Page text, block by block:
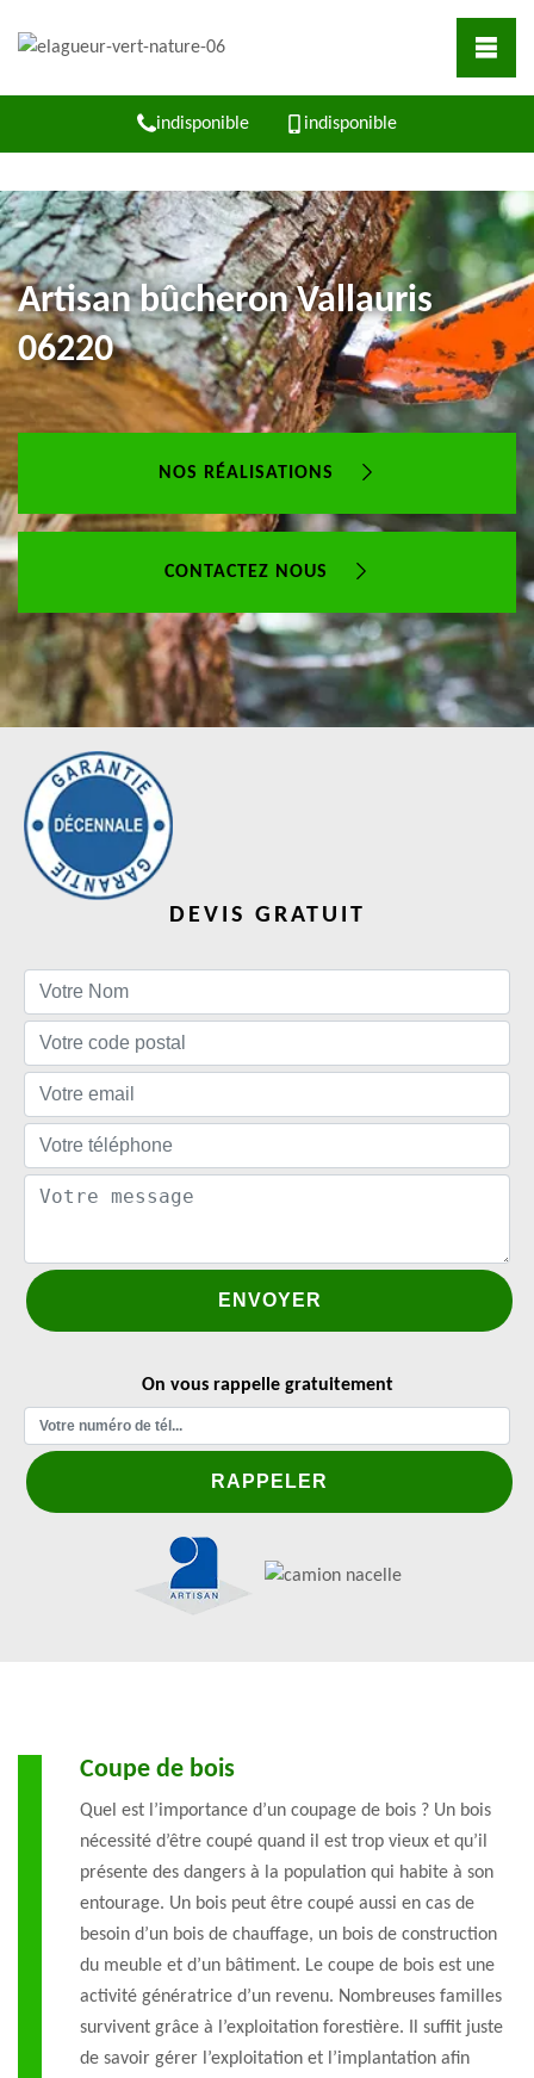
indisponible indisponible
Artisan bûcheron Vallauris
06220
NOS RÉALISATIONS
CONTACTEZ NOUS
DEVIS GRATUIT
On vous rappelle gratuitement
Coupe de bois
Quel est l’importance d’un coupage de bois ? Un bois
nécessité d’être coupé quand il est trop vieux et qu’il
présente des dangers à la population qui habite à son
entourage. Un bois peut être coupé aussi en cas de
besoin d’un bois de chauffage, un bois de construction
du meuble et d’un bâtiment. Le coupe de bois est une
activité génératrice d’un revenu. Nombreuses familles
survivent grâce à l’exploitation forestière. Il suffit juste
de savoir gérer l’exploitation et l’implantation afin